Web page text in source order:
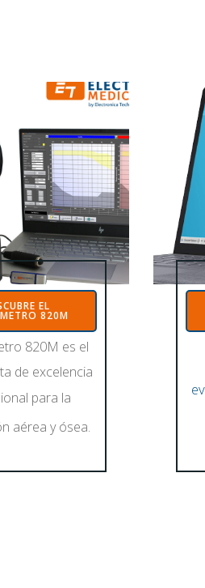
EL
820M
820M es el
de excelencia
para la
aérea y ósea.
EL
820M